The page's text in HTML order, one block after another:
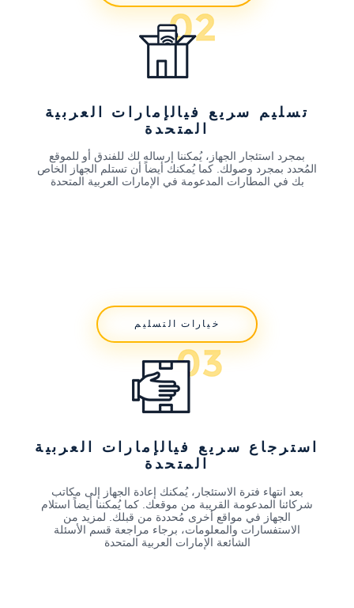
تسليم سريع فيالإمارات العربية
المتحدة
بمجرد استئجار الجهاز، يُمكننا إرساله لك للفندق أو للموقع
المُحدد بمجرد وصولك. كما يُمكنك أيضاً أن تستلم الجهاز الخاص
بك في المطارات المدعومة في الإمارات العربية المتحدة
خيارات التسليم
استرجاع سريع فيالإمارات العربية
المتحدة
بعد انتهاء فترة الاستئجار، يُمكنك إعادة الجهاز إلى مكاتب
شركائنا المدعومة القريبة من موقعك. كما يُمكننا أيضاً استلام
الجهاز في مواقع أخرى مُحددة من قبلك. لمزيد من
الاستفسارات والمعلومات، برجاء مراجعة قسم الأسئلة
الشائعة الإمارات العربية المتحدة